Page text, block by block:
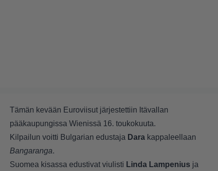
Tämän kevään Euroviisut järjestettiin Itävallan
pääkaupungissa Wienissä 16. toukokuuta.
Kilpailun voitti Bulgarian edustaja Dara kappaleellaan
Bangaranga.
Suomea kisassa edustivat viulisti Linda Lampenius ja